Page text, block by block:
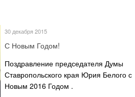
30 декабря 2015
С Новым Годом!
Поздравление председателя Думы
Ставропольского края Юрия Белого с
Новым 2016 Годом .